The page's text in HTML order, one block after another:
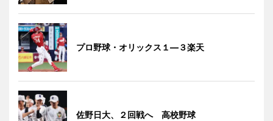
プロ野球・オリックス１―３楽天
佐野日大、２回戦へ 高校野球